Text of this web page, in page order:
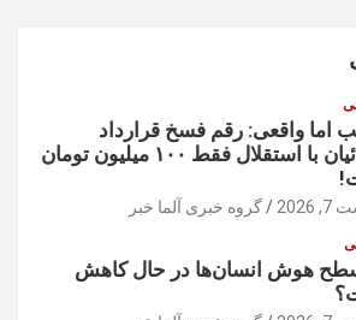
اما واقعی: رقم فسخ قرارداد
رضائیان با استقلال فقط ۱۰۰ میلیون تومان
گروه خبری آلما خبر
سطح هوش انسان‌ها در حال کاهش